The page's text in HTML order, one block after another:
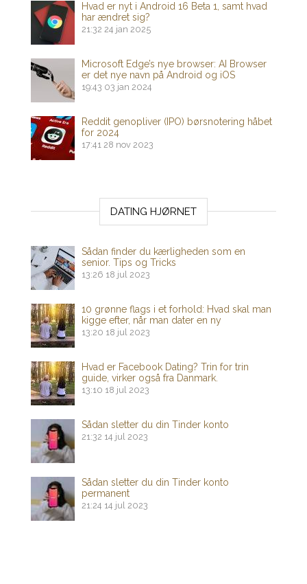
Hvad er nyt i Android 16 Beta 1, samt hvad
har ændret sig?
21:32 24 jan 2025
Microsoft Edge’s nye browser: AI Browser
er det nye navn på Android og iOS
19:43 03 jan 2024
Reddit genopliver (IPO) børsnotering håbet
for 2024
17:41 28 nov 2023
DATING HJØRNET
Sådan finder du kærligheden som en
senior. Tips og Tricks
13:26 18 jul 2023
10 grønne flags i et forhold: Hvad skal man
kigge efter, når man dater en ny
13:20 18 jul 2023
Hvad er Facebook Dating? Trin for trin
guide, virker også fra Danmark.
13:10 18 jul 2023
Sådan sletter du din Tinder konto
21:32 14 jul 2023
Sådan sletter du din Tinder konto
permanent
21:24 14 jul 2023